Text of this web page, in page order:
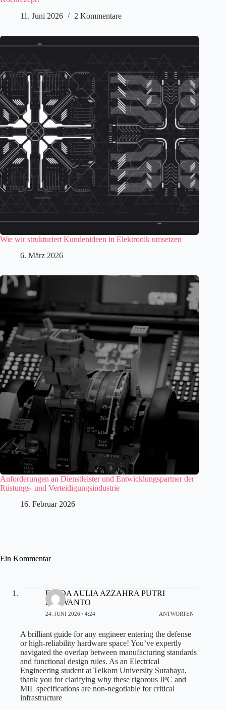
11. Juni 2026
2 Kommentare
Wie wir strukturiert Kundenideen in Elektronik umsetzen
6. März 2026
Anforderungen an Dienstleister und Entwicklungspartner der
Rüstungs- und Verteidigungsindustrie
16. Februar 2026
Ein Kommentar
DINDA AULIA AZZAHRA PUTRI
PURWANTO
24. JUNI 2026 / 4:24 ANTWORTEN
A brilliant guide for any engineer entering the defense
or high-reliability hardware space! You’ve expertly
navigated the overlap between manufacturing standards
and functional design rules. As an Electrical
Engineering student at Telkom University Surabaya,
thank you for clarifying why these rigorous IPC and
MIL specifications are non-negotiable for critical
infrastructure